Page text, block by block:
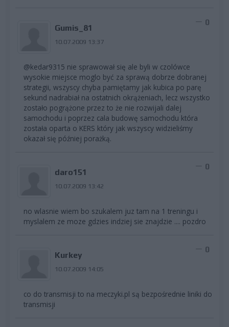
Gumis_81
10.07.2009 13:37
0
@kedar9315 nie sprawował się ale byli w czolówce
wysokie miejsce moglo być za sprawą dobrze dobranej
strategii, wszyscy chyba pamiętamy jak kubica po parę
sekund nadrabiał na ostatnich okrążeniach, lecz wszystko
zostało pogrążone przez to że nie rozwijali dalej
samochodu i poprzez cala budowę samochodu która
została oparta o KERS który jak wszyscy widzieliśmy
okazał się później porażką.
daro151
10.07.2009 13:42
0
no wlasnie wiem bo szukalem juz tam na 1 treningu i
myslalem ze moze gdzies indziej sie znajdzie .... pozdro
Kurkey
10.07.2009 14:05
0
co do transmisji to na meczyki.pl są bezpośrednie liniki do
transmisji